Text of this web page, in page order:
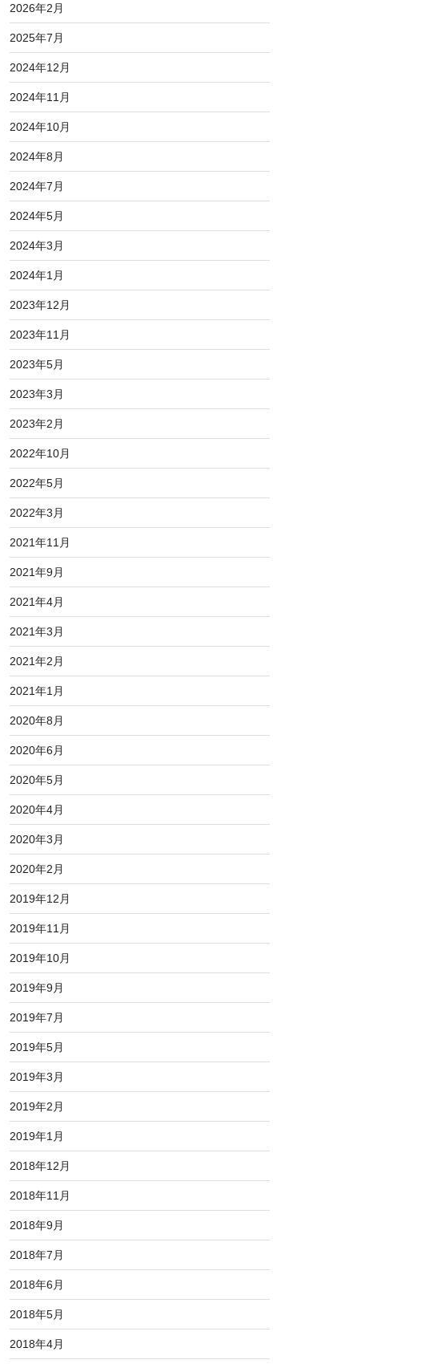
2026年2月
2025年7月
2024年12月
2024年11月
2024年10月
2024年8月
2024年7月
2024年5月
2024年3月
2024年1月
2023年12月
2023年11月
2023年5月
2023年3月
2023年2月
2022年10月
2022年5月
2022年3月
2021年11月
2021年9月
2021年4月
2021年3月
2021年2月
2021年1月
2020年8月
2020年6月
2020年5月
2020年4月
2020年3月
2020年2月
2019年12月
2019年11月
2019年10月
2019年9月
2019年7月
2019年5月
2019年3月
2019年2月
2019年1月
2018年12月
2018年11月
2018年9月
2018年7月
2018年6月
2018年5月
2018年4月